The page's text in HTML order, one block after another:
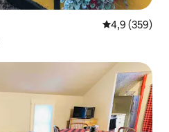
4,9 av 5 i
4,9 (359)